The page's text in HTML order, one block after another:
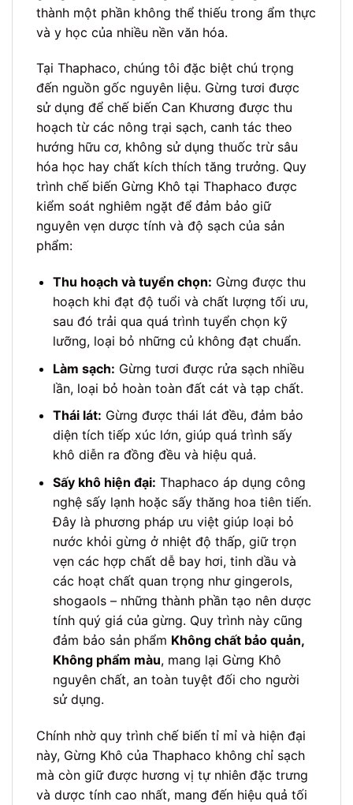
thành một phần không thể thiếu trong ẩm thực
và y học của nhiều nền văn hóa.
Tại Thaphaco, chúng tôi đặc biệt chú trọng
đến nguồn gốc nguyên liệu. Gừng tươi được
sử dụng để chế biến Can Khương được thu
hoạch từ các nông trại sạch, canh tác theo
hướng hữu cơ, không sử dụng thuốc trừ sâu
hóa học hay chất kích thích tăng trưởng. Quy
trình chế biến Gừng Khô tại Thaphaco được
kiểm soát nghiêm ngặt để đảm bảo giữ
nguyên vẹn dược tính và độ sạch của sản
phẩm:
Thu hoạch và tuyển chọn: Gừng được thu
hoạch khi đạt độ tuổi và chất lượng tối ưu,
sau đó trải qua quá trình tuyển chọn kỹ
lưỡng, loại bỏ những củ không đạt chuẩn.
Làm sạch: Gừng tươi được rửa sạch nhiều
lần, loại bỏ hoàn toàn đất cát và tạp chất.
Thái lát: Gừng được thái lát đều, đảm bảo
diện tích tiếp xúc lớn, giúp quá trình sấy
khô diễn ra đồng đều và hiệu quả.
Sấy khô hiện đại: Thaphaco áp dụng công
nghệ sấy lạnh hoặc sấy thăng hoa tiên tiến.
Đây là phương pháp ưu việt giúp loại bỏ
nước khỏi gừng ở nhiệt độ thấp, giữ trọn
vẹn các hợp chất dễ bay hơi, tinh dầu và
các hoạt chất quan trọng như gingerols,
shogaols – những thành phần tạo nên dược
tính quý giá của gừng. Quy trình này cũng
đảm bảo sản phẩm Không chất bảo quản,
Không phẩm màu, mang lại Gừng Khô
nguyên chất, an toàn tuyệt đối cho người
sử dụng.
Chính nhờ quy trình chế biến tỉ mỉ và hiện đại
này, Gừng Khô của Thaphaco không chỉ sạch
mà còn giữ được hương vị tự nhiên đặc trưng
và dược tính cao nhất, mang đến hiệu quả tối